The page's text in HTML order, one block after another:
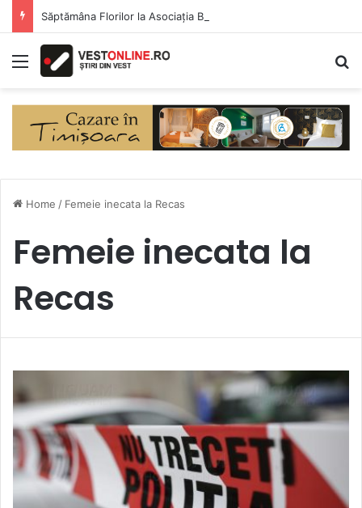
Săptămâna Florilor la Asociația BUNETI
Menu
Home / Femeie inecata la Recas
Femeie inecata la
Recas